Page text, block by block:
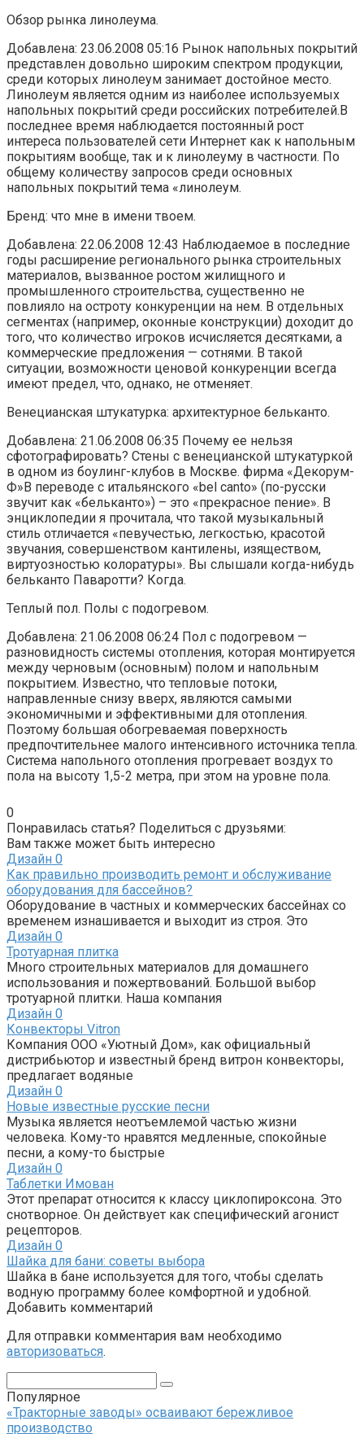
Обзор рынка линолеума.
Добавлена: 23.06.2008 05:16 Рынок напольных покрытий
представлен довольно широким спектром продукции,
среди которых линолеум занимает достойное место.
Линолеум является одним из наиболее используемых
напольных покрытий среди российских потребителей.В
последнее время наблюдается постоянный рост
интереса пользователей сети Интернет как к напольным
покрытиям вообще, так и к линолеуму в частности. По
общему количеству запросов среди основных
напольных покрытий тема «линолеум.
Бренд: что мне в имени твоем.
Добавлена: 22.06.2008 12:43 Наблюдаемое в последние
годы расширение регионального рынка строительных
материалов, вызванное ростом жилищного и
промышленного строительства, существенно не
повлияло на остроту конкуренции на нем. В отдельных
сегментах (например, оконные конструкции) доходит до
того, что количество игроков исчисляется десятками, а
коммерческие предложения — сотнями. В такой
ситуации, возможности ценовой конкуренции всегда
имеют предел, что, однако, не отменяет.
Венецианская штукатурка: архитектурное бельканто.
Добавлена: 21.06.2008 06:35 Почему ее нельзя
сфотографировать? Стены с венецианской штукатуркой
в одном из боулинг-клубов в Москве. фирма «Декорум-
Ф»В переводе с итальянского «bel canto» (по-русски
звучит как «бельканто») – это «прекрасное пение». В
энциклопедии я прочитала, что такой музыкальный
стиль отличается «певучестью, легкостью, красотой
звучания, совершенством кантилены, изяществом,
виртуозностью колоратуры». Вы слышали когда-нибудь
бельканто Паваротти? Когда.
Теплый пол. Полы с подогревом.
Добавлена: 21.06.2008 06:24 Пол с подогревом —
разновидность системы отопления, которая монтируется
между черновым (основным) полом и напольным
покрытием. Известно, что тепловые потоки,
направленные снизу вверх, являются самыми
экономичными и эффективными для отопления.
Поэтому большая обогреваемая поверхность
предпочтительнее малого интенсивного источника тепла.
Система напольного отопления прогревает воздух то
пола на высоту 1,5-2 метра, при этом на уровне пола.
0
Понравилась статья? Поделиться с друзьями:
Вам также может быть интересно
Дизайн 0
Как правильно производить ремонт и обслуживание
оборудования для бассейнов?
Оборудование в частных и коммерческих бассейнах со
временем изнашивается и выходит из строя. Это
Дизайн 0
Тротуарная плитка
Много строительных материалов для домашнего
использования и пожертвований. Большой выбор
тротуарной плитки. Наша компания
Дизайн 0
Конвекторы Vitron
Компания ООО «Уютный Дом», как официальный
дистрибьютор и известный бренд витрон конвекторы,
предлагает водяные
Дизайн 0
Новые известные русские песни
Музыка является неотъемлемой частью жизни
человека. Кому-то нравятся медленные, спокойные
песни, а кому-то быстрые
Дизайн 0
Таблетки Имован
Этот препарат относится к классу циклопироксона. Это
снотворное. Он действует как специфический агонист
рецепторов.
Дизайн 0
Шайка для бани: советы выбора
Шайка в бане используется для того, чтобы сделать
водную программу более комфортной и удобной.
Добавить комментарий
Для отправки комментария вам необходимо
авторизоваться.
Популярное
«Тракторные заводы» осваивают бережливое
производство